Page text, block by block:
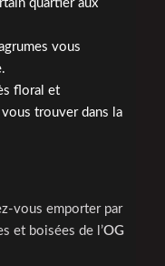
quartier aux
vous
floral et
trouver dans la
vous emporter par
et boisées de l’OG